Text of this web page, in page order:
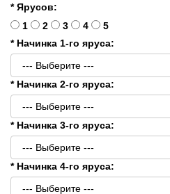
* Ярусов:
1
2 3 4
5
* Начинка 1-го яруса:
* Начинка 2-го яруса:
* Начинка 3-го яруса:
* Начинка 4-го яруса: